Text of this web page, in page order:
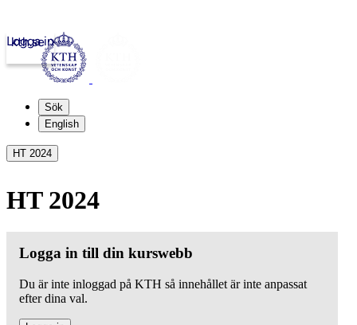
kth.se
Logga in
Sök
English
HT 2024
HT 2024
Logga in till din kurswebb
Du är inte inloggad på KTH så innehållet är inte anpassat
efter dina val.